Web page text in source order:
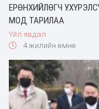
ЕРӨНХИЙЛӨГЧ
МОД ТАРИЛАА
Үйл явдал
4 жилийн өмнө